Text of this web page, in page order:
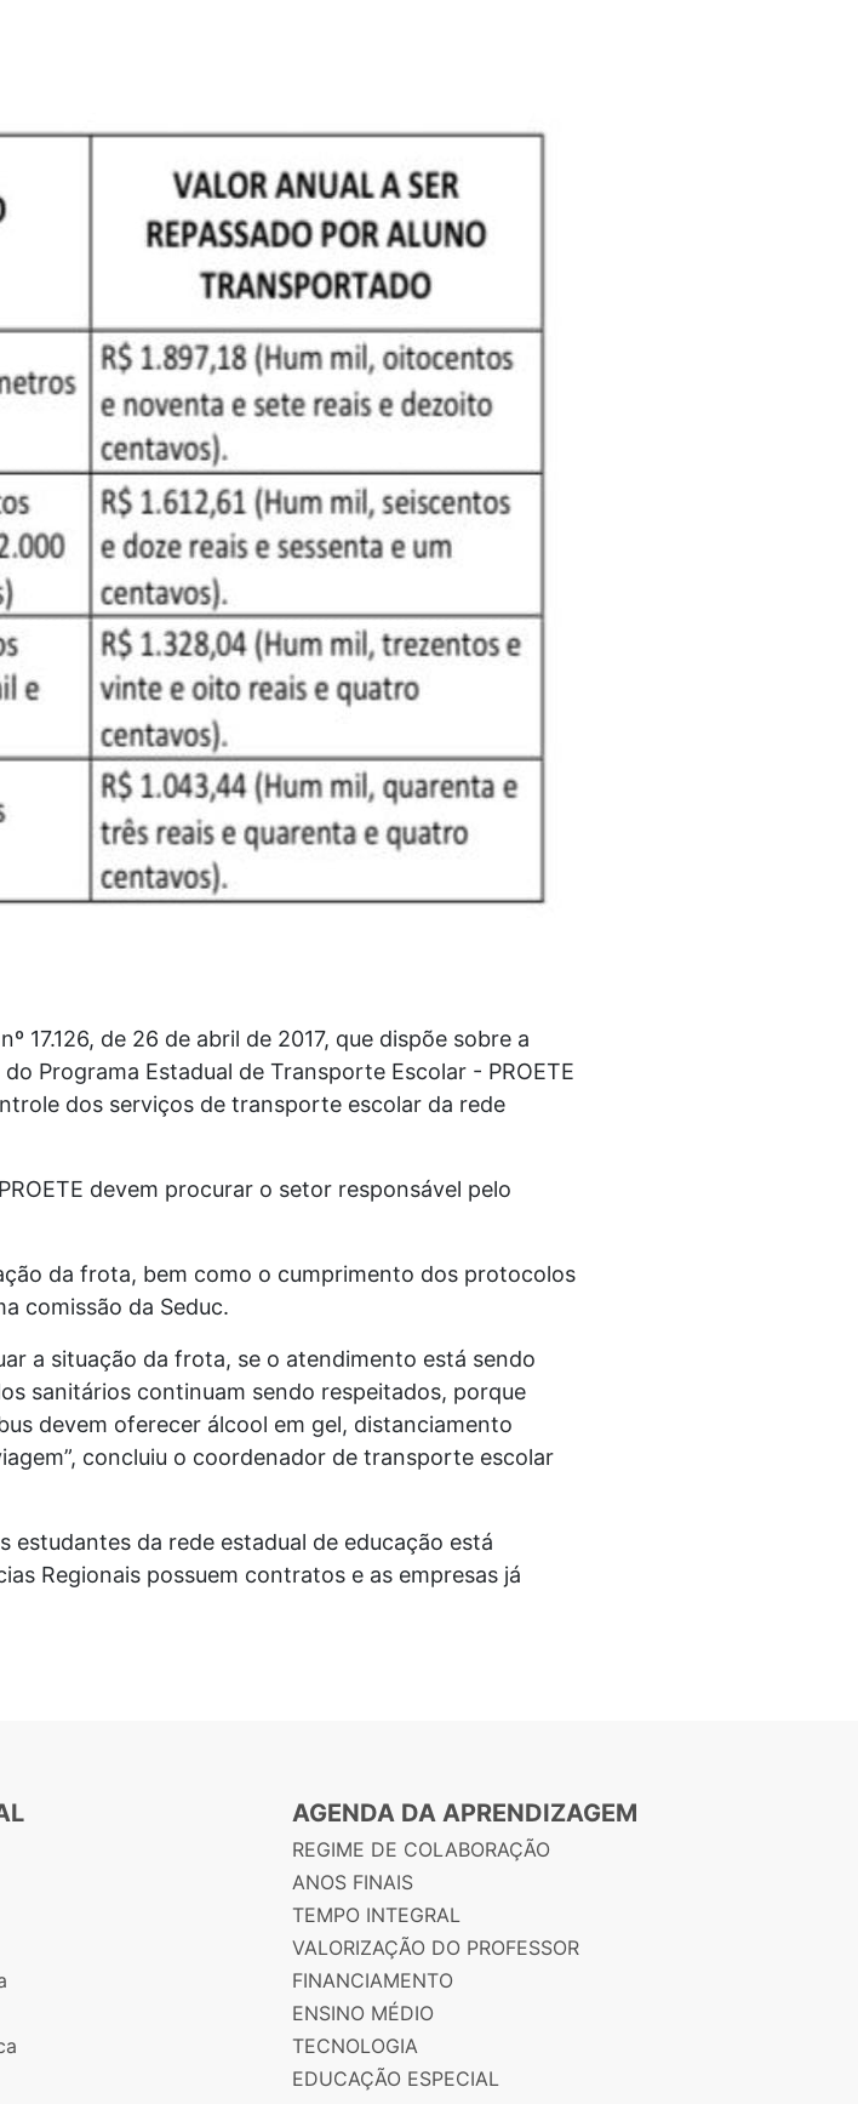
17.126, de 26 de abril de 2017, que dispõe sobre a
Programa Estadual de Transporte Escolar - PROETE
dos serviços de transporte escolar da rede
devem procurar o setor responsável pelo
da frota, bem como o cumprimento dos protocolos
comissão da Seduc.
a situação da frota, se o atendimento está sendo
sanitários continuam sendo respeitados, porque
devem oferecer álcool em gel, distanciamento
concluiu o coordenador de transporte escolar
da rede estadual de educação está
Regionais possuem contratos e as empresas já
AGENDA DA APRENDIZAGEM
REGIME DE COLABORAÇÃO
ANOS FINAIS
TEMPO INTEGRAL
VALORIZAÇÃO DO PROFESSOR
FINANCIAMENTO
ENSINO MÉDIO
TECNOLOGIA
EDUCAÇÃO ESPECIAL